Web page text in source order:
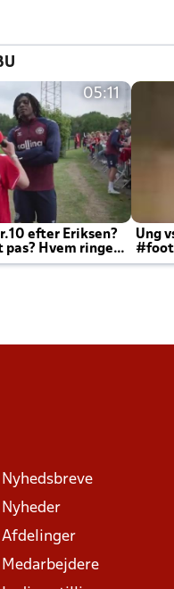
05:11
efter Eriksen?
pas? Hvem ringer
kampe?
Ung
Nyhedsbreve
Nyheder
Afdelinger
Medarbejdere